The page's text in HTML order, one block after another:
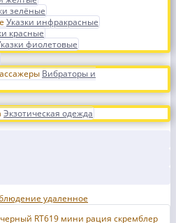
зелёные
Указки инфракрасные
красные
фиолетовые
Вибраторы и
Экзотическая одежда